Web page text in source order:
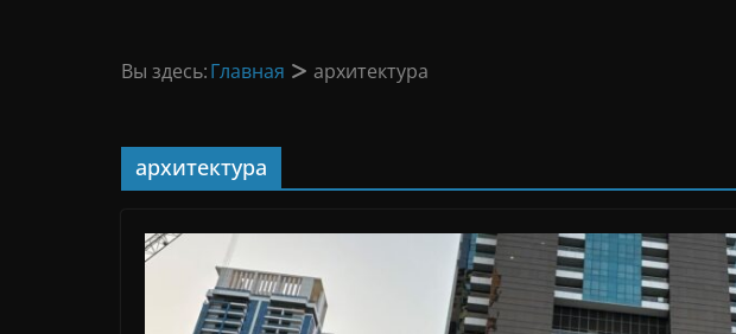
Вы здесь:Главная архитектура
архитектура